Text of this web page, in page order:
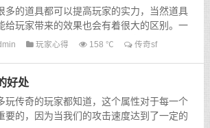
多的道具都可以提高玩家的实力，当然道具
给玩家带来的效果也会有着很大的区别。一
装备的等级越高，往往带给玩家的效果...
玩家心得 158 ℃ 传奇sf
好处
玩传奇的玩家都知道，这个属性对于每一个
要的，因为当我们的攻击速度达到了一定的